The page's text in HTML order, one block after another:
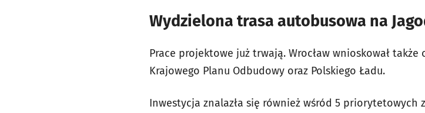
Wydzielona trasa autobusowa na
Prace projektowe już trwają. Wrocław wnioskował
Krajowego Planu Odbudowy oraz Polskiego Ładu.
Inwestycja znalazła się również wśród 5 priorytetowych